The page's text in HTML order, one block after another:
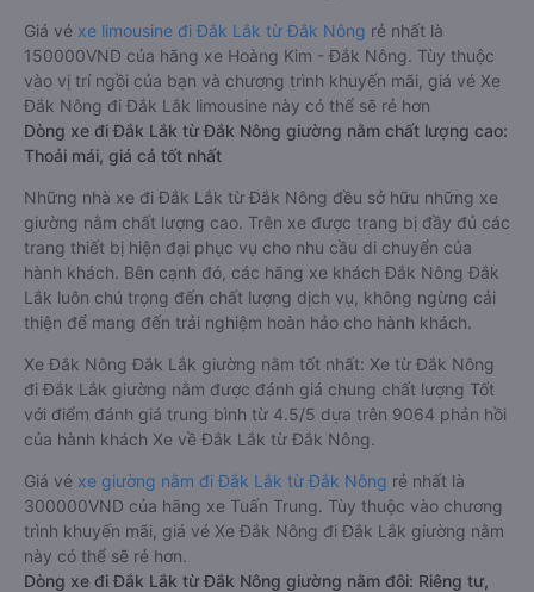
Giá vé xe limousine đi Đắk Lắk từ Đắk Nông rẻ nhất là
150000VND của hãng xe Hoàng Kim - Đắk Nông. Tùy thuộc
vào vị trí ngồi của bạn và chương trình khuyến mãi, giá vé Xe
Đắk Nông đi Đắk Lắk limousine này có thể sẽ rẻ hơn
Dòng xe đi Đắk Lắk từ Đắk Nông giường nằm chất lượng cao:
Thoải mái, giá cả tốt nhất
Những nhà xe đi Đắk Lắk từ Đắk Nông đều sở hữu những xe
giường nằm chất lượng cao. Trên xe được trang bị đầy đủ các
trang thiết bị hiện đại phục vụ cho nhu cầu di chuyển của
hành khách. Bên cạnh đó, các hãng xe khách Đắk Nông Đắk
Lắk luôn chú trọng đến chất lượng dịch vụ, không ngừng cải
thiện để mang đến trải nghiệm hoàn hảo cho hành khách.
Xe Đắk Nông Đắk Lắk giường nằm tốt nhất: Xe từ Đắk Nông
đi Đắk Lắk giường nằm được đánh giá chung chất lượng Tốt
với điểm đánh giá trung bình từ 4.5/5 dựa trên 9064 phản hồi
của hành khách Xe về Đắk Lắk từ Đắk Nông.
Giá vé xe giường nằm đi Đắk Lắk từ Đắk Nông rẻ nhất là
300000VND của hãng xe Tuấn Trung. Tùy thuộc vào chương
trình khuyến mãi, giá vé Xe Đắk Nông đi Đắk Lắk giường nằm
này có thể sẽ rẻ hơn.
Dòng xe đi Đắk Lắk từ Đắk Nông giường nằm đôi: Riêng tư,